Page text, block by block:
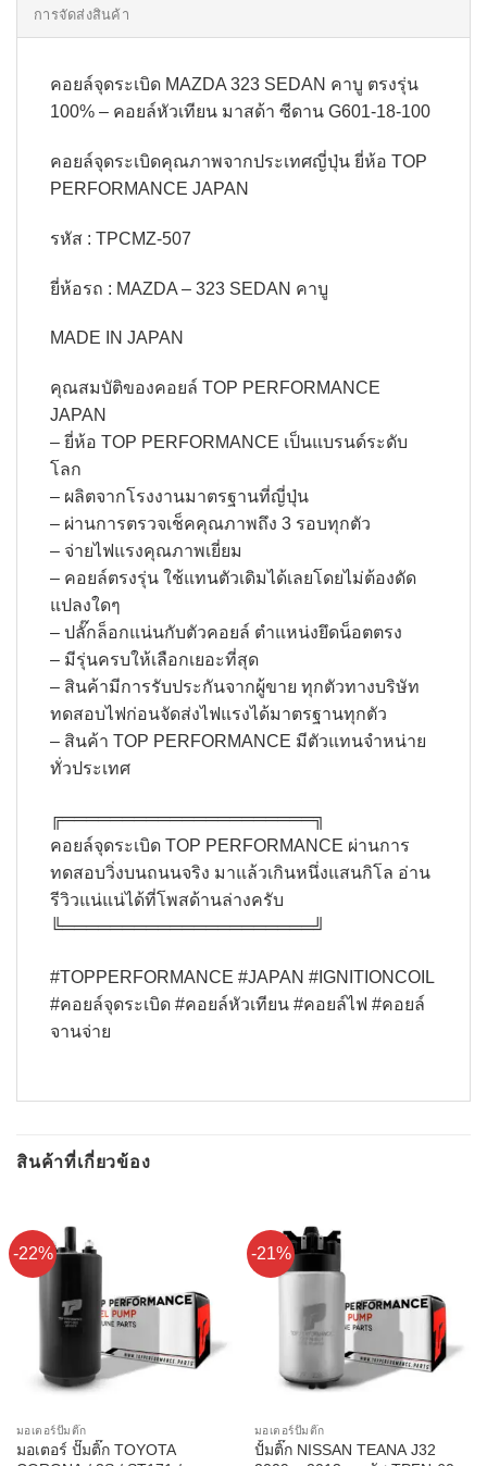
การจัดส่งสินค้า
คอยล์จุดระเบิด MAZDA 323 SEDAN คาบู ตรงรุ่น
100% – คอยล์หัวเทียน มาสด้า ซีดาน G601-18-100
คอยล์จุดระเบิดคุณภาพจากประเทศญี่ปุ่น ยี่ห้อ TOP
PERFORMANCE JAPAN
รหัส : TPCMZ-507
ยี่ห้อรถ : MAZDA – 323 SEDAN คาบู
MADE IN JAPAN
คุณสมบัติของคอยล์ TOP PERFORMANCE
JAPAN
– ยี่ห้อ TOP PERFORMANCE เป็นแบรนด์ระดับ
โลก
– ผลิตจากโรงงานมาตรฐานที่ญี่ปุ่น
– ผ่านการตรวจเช็คคุณภาพถึง 3 รอบทุกตัว
– จ่ายไฟแรงคุณภาพเยี่ยม
– คอยล์ตรงรุ่น ใช้แทนตัวเดิมได้เลยโดยไม่ต้องดัด
แปลงใดๆ
– ปลั๊กล็อกแน่นกับตัวคอยล์ ตำแหน่งยึดน็อตตรง
– มีรุ่นครบให้เลือกเยอะที่สุด
– สินค้ามีการรับประกันจากผู้ขาย ทุกตัวทางบริษัท
ทดสอบไฟก่อนจัดส่งไฟแรงได้มาตรฐานทุกตัว
– สินค้า TOP PERFORMANCE มีตัวแทนจำหน่าย
ทั่วประเทศ
╔═════════════════════╗​
คอยล์จุดระเบิด TOP PERFORMANCE ผ่านการ
ทดสอบวิ่งบนถนนจริง มาแล้วเกินหนึ่งแสนกิโล อ่าน
รีวิวแน่แน่ได้ที่โพสด้านล่างครับ​
╚═════════════════════╝
#TOPPERFORMANCE #JAPAN #IGNITIONCOIL
#คอยล์จุดระเบิด #คอยล์หัวเทียน #คอยล์ไฟ #คอยล์
จานจ่าย
สินค้าที่เกี่ยวข้อง
-22%
มอเตอร์ปั๊มติ๊ก
มอเตอร์ ปั๊มติ๊ก TOYOTA
-21%
มอเตอร์ปั๊มติ๊ก
ปั้มติ๊ก NISSAN TEANA J32